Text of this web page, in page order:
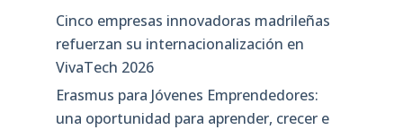
Cinco empresas innovadoras madrileñas
refuerzan su internacionalización en
VivaTech 2026
Erasmus para Jóvenes Emprendedores:
una oportunidad para aprender, crecer e